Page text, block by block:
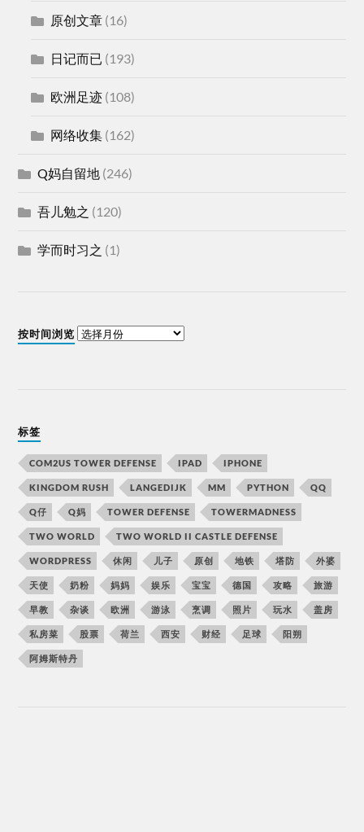
原创文章 (16)
日记而已 (193)
欧洲足迹 (108)
网络收集 (162)
Q妈自留地 (246)
吾儿勉之 (120)
学而时习之 (1)
按时间浏览
标签
COM2US TOWER DEFENSE IPAD IPHONE
KINGDOM RUSH LANGEDIJK MM PYTHON QQ
Q仔 Q妈 TOWER DEFENSE TOWERMADNESS
TWO WORLD TWO WORLD II CASTLE DEFENSE
WORDPRESS 休闲 儿子 原创 地铁 塔防 外婆
天使 奶粉 妈妈 娱乐 宝宝 德国 攻略 旅游
早教 杂谈 欧洲 游泳 烹调 照片 玩水 盖房
私房菜 股票 荷兰 西安 财经 足球 阳朔
阿姆斯特丹